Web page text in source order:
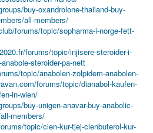
buy-oxandrolone-thailand-buy-
all-members/
forums/topic/sopharma-i-norge-fett-
forums/topic/injisere-steroider-i-
steroider-pa-nett
topic/anabolen-zolpidem-anabolen-
forums/topic/dianabol-kaufen-
in-wien/
buy-unigen-anavar-buy-anabolic-
members/
topic/clen-kur-tjej-clenbuterol-kur-